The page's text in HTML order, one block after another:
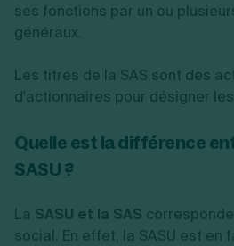
ses fonctions par un ou
généraux.
Les titres de la SAS sont des
d'actionnaires pour désigner
Quelle est la différence
SASU ?
La SASU et la SAS
social. En effet, la SASU est en